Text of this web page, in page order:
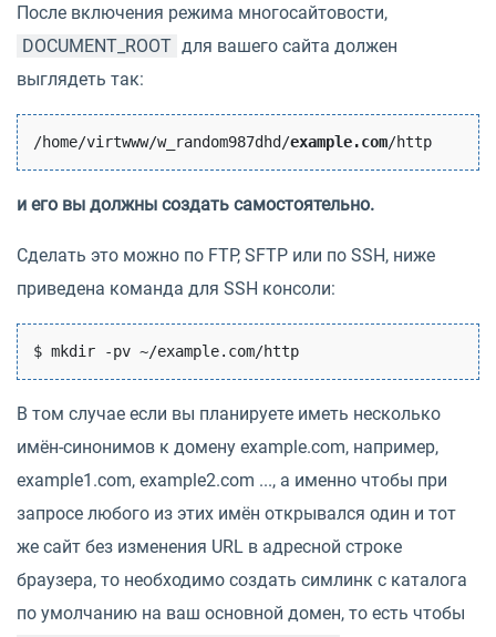
После включения режима многосайтовости,
DOCUMENT_ROOT для вашего сайта должен
выглядеть так:
/home/virtwww/w_random987dhd/example.com
и его вы должны создать самостоятельно.
Сделать это можно по FTP, SFTP или по SSH, ниже
приведена команда для SSH консоли:
В том случае если вы планируете иметь несколько
имён-синонимов к домену example.com, например,
example1.com, example2.com ..., а именно чтобы при
запросе любого из этих имён открывался один и тот
же сайт без изменения URL в адресной строке
браузера, то необходимо создать симлинк с каталога
по умолчанию на ваш основной домен, то есть чтобы